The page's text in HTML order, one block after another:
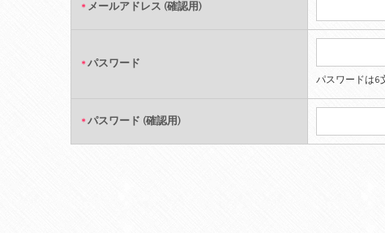
＊ メールアドレス (確認用)
＊パスワード
パスワードは6
＊パスワード (確認用)